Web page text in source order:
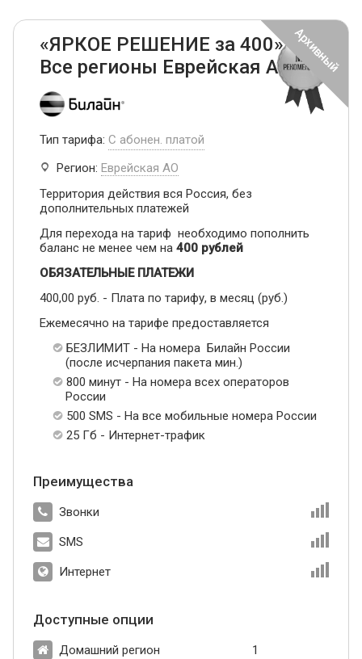
«ЯРКОЕ РЕШЕНИЕ за 400» -
Все регионы Еврейская АО
Тип тарифа: С абонен. платой
Регион: Еврейская АО
Территория действия вся Россия, без
дополнительных платежей
Для перехода на тариф необходимо пополнить
баланс не менее чем на 400 рублей
ОБЯЗАТЕЛЬНЫЕ ПЛАТЕЖИ
400,00 руб. - Плата по тарифу, в месяц (руб.)
Ежемесячно на тарифе предоставляется
БЕЗЛИМИТ - На номера Билайн России
(после исчерпания пакета мин.)
800 минут - На номера всех операторов
России
500 SMS - На все мобильные номера России
25 Гб - Интернет-трафик
Преимущества
Звонки
SMS
Интернет
Доступные опции
Домашний регион 1